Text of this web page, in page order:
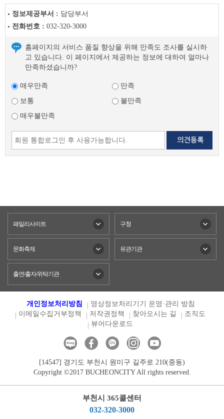
정보제공부서 : 담당부서
전화번호 : 032-320-3000
홈페이지의 서비스 품질 향상을 위해 만족도 조사를 실시하
고 있습니다. 이 페이지에서 제공하는 정보에 대하여 얼마나
만족하셨습니까?
매우만족
만족
보통
불만족
매우불만족
패밀리사이트 구청
문화축제 유관기관
출연/출자/위탁기관
개인정보처리방침
영상정보처리기기 운영·관리 방침
이메일수집거부정책
저작권정책 찾아오시는 길
조직도
뷰어다운로드
[14547] 경기도 부천시 원미구 길주로 210(중동)
Copyright ©2017 BUCHEONCITY All rights reserved.
부천시 365콜센터
032-320-3000